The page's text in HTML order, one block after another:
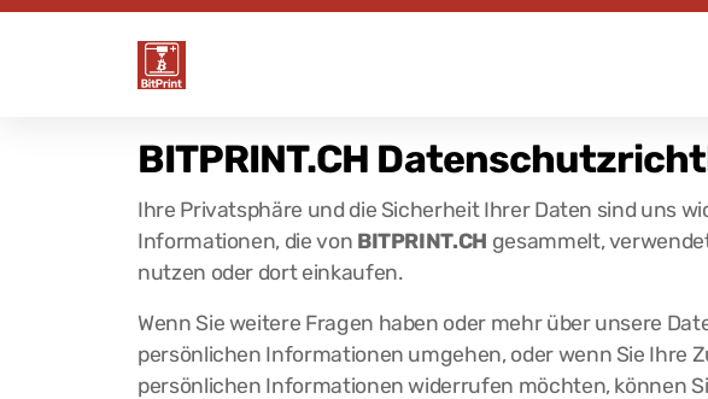
BITPRINT.CH
Ihre Privatsphäre und die Sicherheit Ihrer Daten sind uns
Informationen, die von BITPRINT.CH gesammelt,
nutzen oder dort einkaufen.
Wenn Sie weitere Fragen haben oder mehr über unsere
persönlichen Informationen umgehen, oder wenn Sie Ihre
persönlichen Informationen widerrufen möchten, können